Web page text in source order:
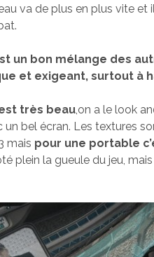
va de plus en plus vite
un bon mélange des
et exigeant, surtout à
très beau,on a le look
un bel écran. Les textures
mais pour une portable
plein la gueule du jeu,